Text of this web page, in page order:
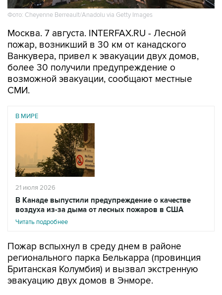
Фото: Cheyenne Berreault/Anadolu via Getty Images
Москва. 7 августа. INTERFAX.RU - Лесной
пожар, возникший в 30 км от канадского
Ванкувера, привел к эвакуации двух домов,
более 30 получили предупреждение о
возможной эвакуации, сообщают местные
СМИ.
В МИРЕ
21 июля 2026
В Канаде выпустили предупреждение о качестве
воздуха из-за дыма от лесных пожаров в США
Читать подробнее
Пожар вспыхнул в среду днем в районе
регионального парка Белькарра (провинция
Британская Колумбия) и вызвал экстренную
эвакуацию двух домов в Энморе.